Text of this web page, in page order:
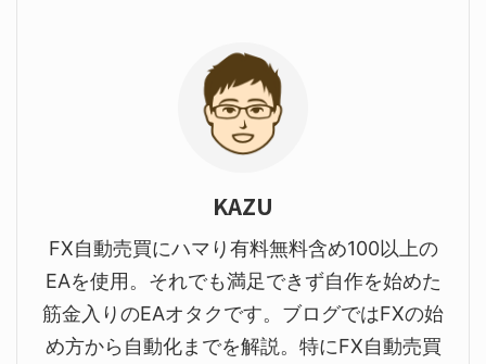
KAZU
FX自動売買にハマり有料無料含め100以上の
EAを使用。それでも満足できず自作を始めた
筋金入りのEAオタクです。ブログではFXの始
め方から自動化までを解説。特にFX自動売買